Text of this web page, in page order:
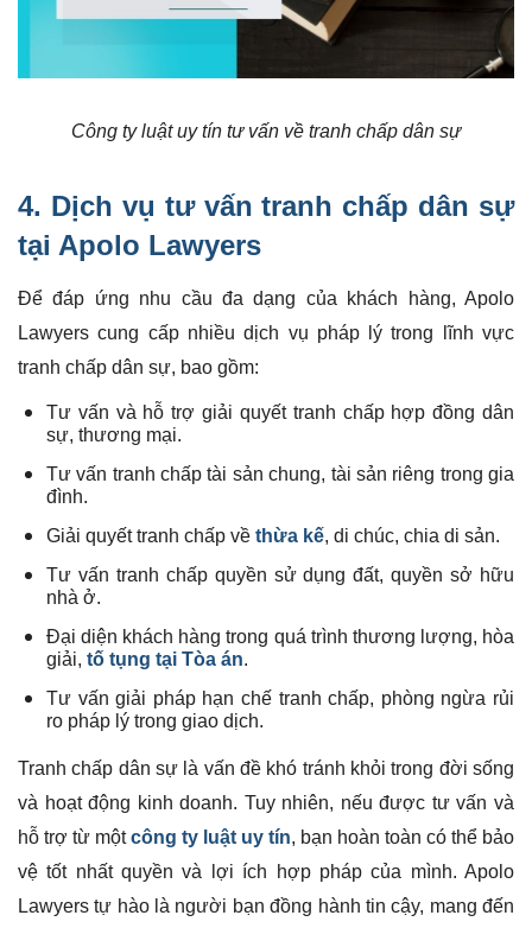
Công ty luật uy tín tư vấn về tranh chấp dân sự
4. Dịch vụ tư vấn tranh chấp dân sự
tại Apolo Lawyers
Để đáp ứng nhu cầu đa dạng của khách hàng, Apolo
Lawyers cung cấp nhiều dịch vụ pháp lý trong lĩnh vực
tranh chấp dân sự, bao gồm:
Tư vấn và hỗ trợ giải quyết tranh chấp hợp đồng dân
sự, thương mại.
Tư vấn tranh chấp tài sản chung, tài sản riêng trong gia
đình.
Giải quyết tranh chấp về thừa kế, di chúc, chia di sản.
Tư vấn tranh chấp quyền sử dụng đất, quyền sở hữu
nhà ở.
Đại diện khách hàng trong quá trình thương lượng, hòa
giải, tố tụng tại Tòa án.
Tư vấn giải pháp hạn chế tranh chấp, phòng ngừa rủi
ro pháp lý trong giao dịch.
Tranh chấp dân sự là vấn đề khó tránh khỏi trong đời sống
và hoạt động kinh doanh. Tuy nhiên, nếu được tư vấn và
hỗ trợ từ mộtcông ty luật uy tín, bạn hoàn toàn có thể bảo
vệ tốt nhất quyền và lợi ích hợp pháp của mình. Apolo
Lawyers tự hào là người bạn đồng hành tin cậy, mang đến